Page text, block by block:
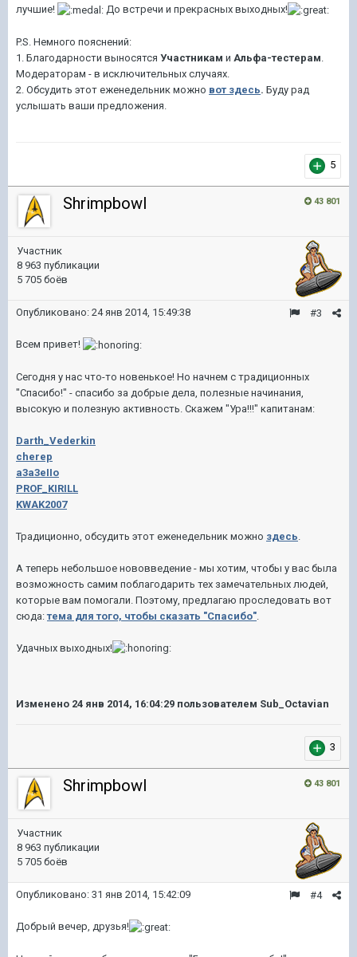
лучшие!
До встречи и прекрасных выходных!
P.S. Немного пояснений:
1. Благодарности выносятся Участникам и Альфа-тестерам
Модераторам - в исключительных случаях.
2. Обсудить этот еженедельник можно вот здесь. Буду рад
услышать ваши предложения.
5
43 801
Shrimpbowl
Участник
8 963 публикации
5 705 боёв
#3
Опубликовано: 24 янв 2014, 15:49:38
Всем привет!
Сегодня у нас что-то новенькое! Но начнем с традиционных
"Спасибо!" - спасибо за добрые дела, полезные начинания,
высокую и полезную активность. Скажем "Ура!!!" капитанам:
Darth_Vederkin
cherep
a3a3eIIo
PROF_KIRILL
KWAK2007
Традиционно, обсудить этот еженедельник можно здесь
А теперь небольшое нововведение - мы хотим, чтобы у вас была
возможность самим поблагодарить тех замечательных людей,
которые вам помогали. Поэтому, предлагаю проследовать вот
сюда:тема для того, чтобы сказать "Спасибо"
Удачных выходных!
Изменено 24 янв 2014, 16:04:29 пользователем Sub_Octavian
3
43 801
Shrimpbowl
Участник
8 963 публикации
5 705 боёв
#4
Опубликовано: 31 янв 2014, 15:42:09
Добрый вечер, друзья!